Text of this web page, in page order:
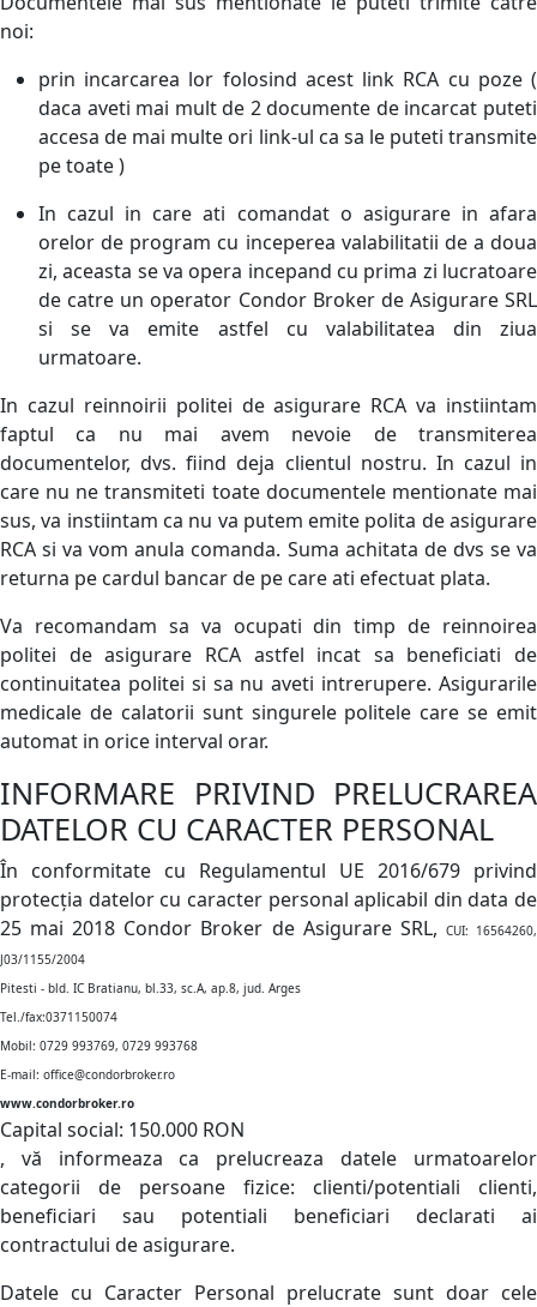
noi:
prin incarcarea lor folosind acest link RCA cu poze (
daca aveti mai mult de 2 documente de incarcat puteti
accesa de mai multe ori link-ul ca sa le puteti transmite
pe toate )
In cazul in care ati comandat o asigurare in afara
orelor de program cu inceperea valabilitatii de a doua
zi, aceasta se va opera incepand cu prima zi lucratoare
de catre un operator Condor Broker de Asigurare SRL
si se va emite astfel cu valabilitatea din ziua
urmatoare.
In cazul reinnoirii politei de asigurare RCA va instiintam
faptul ca nu mai avem nevoie de transmiterea
documentelor, dvs. fiind deja clientul nostru. In cazul in
care nu ne transmiteti toate documentele mentionate mai
sus, va instiintam ca nu va putem emite polita de asigurare
RCA si va vom anula comanda. Suma achitata de dvs se va
returna pe cardul bancar de pe care ati efectuat plata.
Va recomandam sa va ocupati din timp de reinnoirea
politei de asigurare RCA astfel incat sa beneficiati de
continuitatea politei si sa nu aveti intrerupere. Asigurarile
medicale de calatorii sunt singurele politele care se emit
automat in orice interval orar.
INFORMARE PRIVIND PRELUCRAREA
DATELOR CU CARACTER PERSONAL
În conformitate cu Regulamentul UE 2016/679 privind
protecția datelor cu caracter personal aplicabil din data de
25 mai 2018 Condor Broker de Asigurare SRL, CUI: 16564260,
J03/1155/2004
Pitesti - bld. IC Bratianu, bl.33, sc.A, ap.8, jud. Arges
Tel./fax:0371150074
Mobil: 0729 993769, 0729 993768
E-mail: office@condorbroker.ro
www.condorbroker.ro
Capital social: 150.000 RON
, vă informeaza ca prelucreaza datele urmatoarelor
categorii de persoane fizice: clienti/potentiali clienti,
beneficiari sau potentiali beneficiari declarati ai
contractului de asigurare.
Datele cu Caracter Personal prelucrate sunt doar cele